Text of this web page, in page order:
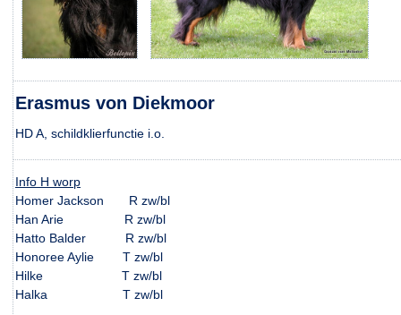
Erasmus von Diekmoor
HD A, schildklierfunctie i.o.
Info H worp
Homer Jackson R zw/bl
Han Arie R zw/bl
Hatto Balder R zw/bl
Honoree Aylie T zw/bl
Hilke T zw/bl
Halka T zw/bl